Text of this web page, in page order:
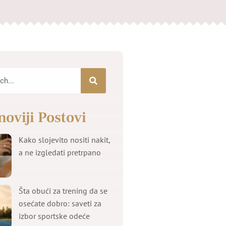
Postovi
Kako slojevito nositi nakit,
a ne izgledati pretrpano
Šta obući za trening da se
osećate dobro: saveti za
izbor sportske odeće